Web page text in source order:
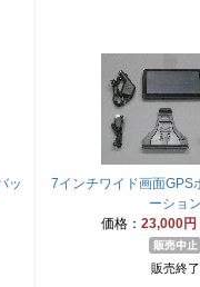
ッ
7インチワイド画面GPS
ーション
価格： 23,000円
販売終了